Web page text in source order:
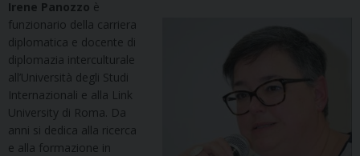
Irene Panozzo è
funzionario della carriera
diplomatica e docente di
diplomazia interculturale
all’Università degli Studi
Internazionali e alla Link
University di Roma. Da
anni si dedica alla ricerca
e alla formazione in